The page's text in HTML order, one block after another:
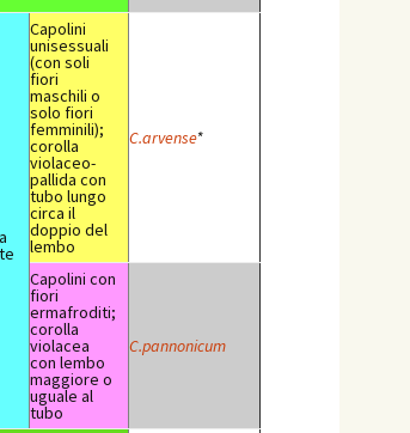
Capolini
unisessuali
(con soli
fiori
maschili o
solo fiori
femminili);
corolla
violaceo-
pallida con
tubo lungo
circa il
doppio del
lembo
C.arvense*
Capolini con
fiori
ermafroditi;
corolla
violacea
con lembo
maggiore o
uguale al
tubo
C.pannonicum